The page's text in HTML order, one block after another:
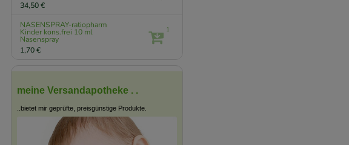
34,50 €
NASENSPRAY-ratiopharm
Kinder kons.frei 10 ml
Nasenspray
1,70 €
1
meine Versandapotheke . .
..bietet mir geprüfte, preisgünstige Produkte.